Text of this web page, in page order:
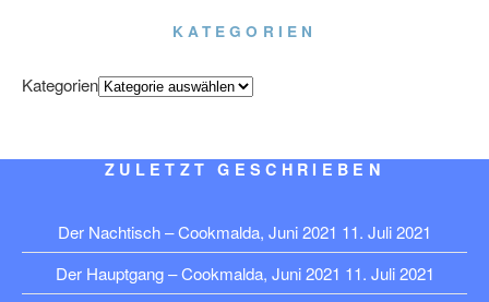
KATEGORIEN
Kategorien
ZULETZT GESCHRIEBEN
Der Nachtisch – Cookmalda, Juni 2021 11. Juli 2021
Der Hauptgang – Cookmalda, Juni 2021 11. Juli 2021